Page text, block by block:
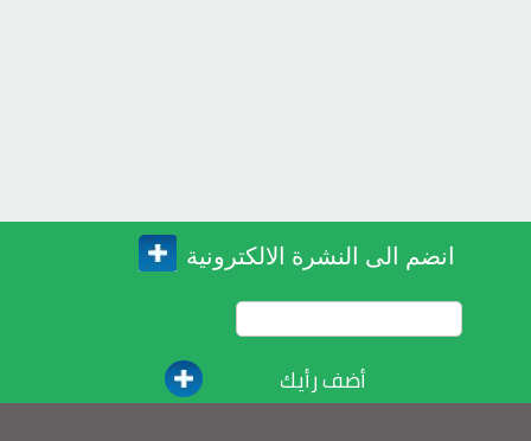
انضم الى النشرة الالكترونية
أضف رأيك